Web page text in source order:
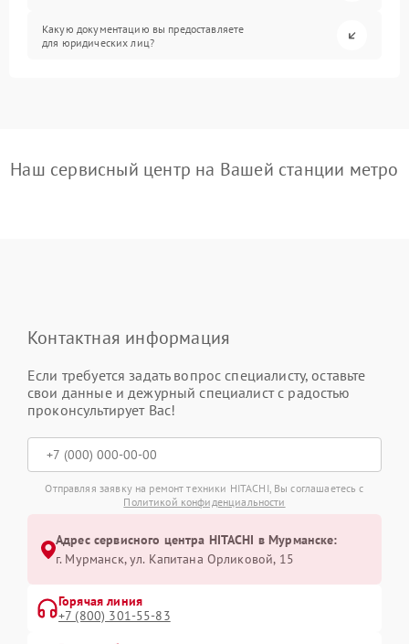
Какую документацию вы предоставляете
для юридических лиц?
Наш сервисный центр на Вашей станции метро
Контактная информация
Если требуется задать вопрос специалисту, оставьте
свои данные и дежурный специалист с радостью
проконсультирует Вас!
Отправляя заявку на ремонт техники HITACHI, Вы соглашаетесь с
Политикой конфиденциальности
Адрес сервисного центра HITACHI в Мурманске:
г. Мурманск, ул. Капитана Орликовой, 15
Горячая линия
+7 (800) 301-55-83